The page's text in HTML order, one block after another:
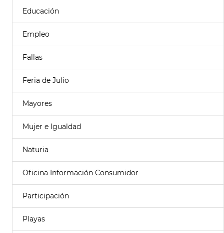
Educación
Empleo
Fallas
Feria de Julio
Mayores
Mujer e Igualdad
Naturia
Oficina Información Consumidor
Participación
Playas